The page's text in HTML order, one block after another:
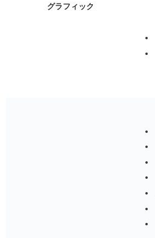
グラフィック